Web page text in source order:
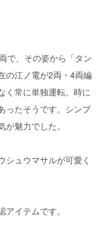
で、その姿から「タン
の江ノ電が2両・4両編
く常に単独運転。時に
ったそうです。シンプ
魅力でした。
シュウマサルが可愛く
イテムです。